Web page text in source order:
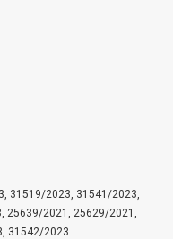
31519/2023, 31541/2023,
25639/2021, 25629/2021,
31542/2023